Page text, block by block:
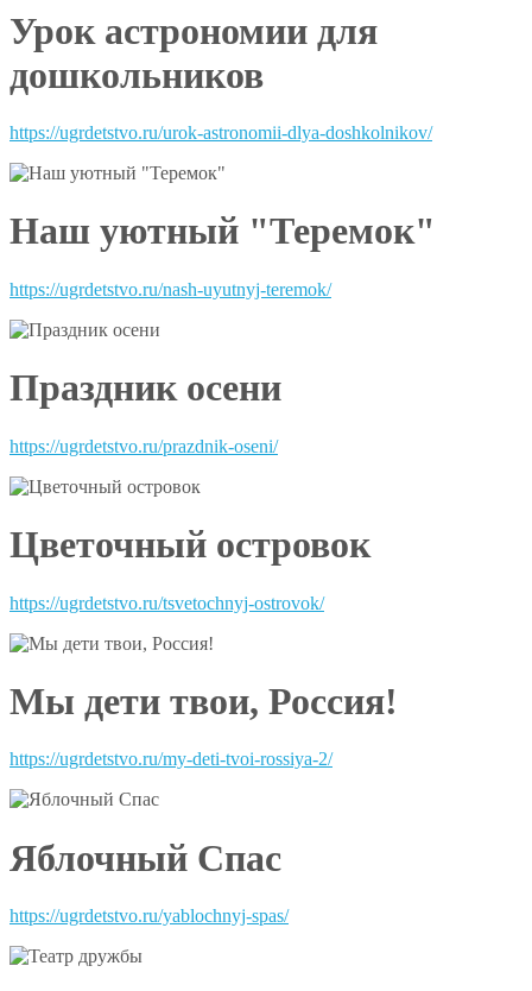
Урок астрономии для
дошкольников
https://ugrdetstvo.ru/urok-astronomii-dlya-doshkolnikov/
Наш уютный "Теремок"
https://ugrdetstvo.ru/nash-uyutnyj-teremok/
Праздник осени
https://ugrdetstvo.ru/prazdnik-oseni/
Цветочный островок
https://ugrdetstvo.ru/tsvetochnyj-ostrovok/
Мы дети твои, Россия!
https://ugrdetstvo.ru/my-deti-tvoi-rossiya-2/
Яблочный Спас
https://ugrdetstvo.ru/yablochnyj-spas/